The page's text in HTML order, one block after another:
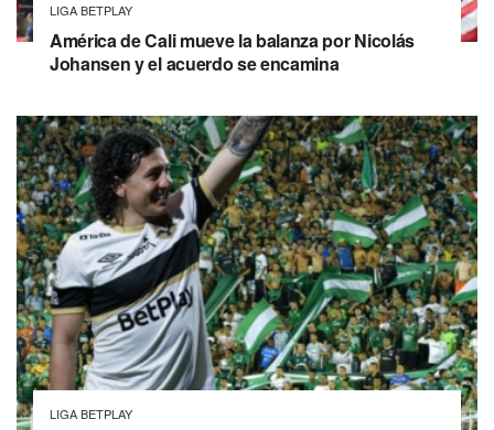
LIGA BETPLAY
América de Cali mueve la balanza por Nicolás
Johansen y el acuerdo se encamina
LIGA BETPLAY